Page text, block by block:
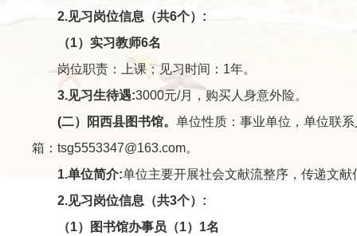
2.见习岗位信息（共6个） :
（1）实习教师6名
岗位职责：上课；见习时间：1年。
3.见习生待遇:3000元/月，购买人身意外险。
(二） 阳西县图书馆。 单位性质：事业单位，单位联
箱：tsg5553347@163.com。
1.单位简介:单位主要开展社会文献流整序，传递文
2.见习岗位信息（共3个） :
（1）图书馆办事员（1）1名